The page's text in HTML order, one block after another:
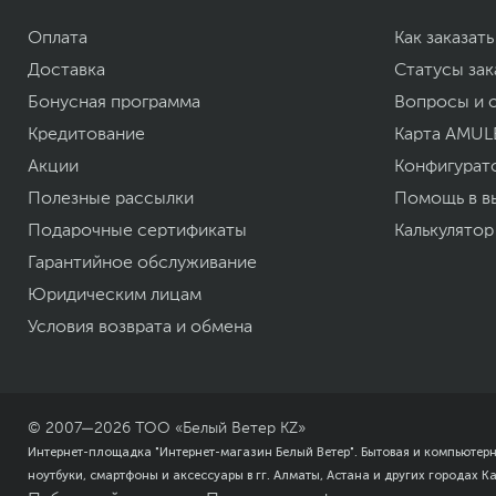
без отражения в каталоге интернет-магазина.
Оплата
Доставка
Бонусная программа
Кредитование
Акции
Полезные рассылки
Подарочные сертификаты
Гарантийное обслуживание
Юридическим лицам
Условия возврата и обмена
Как заказать
Статусы
Вопросы и
Карта
Помощь в
© 2007—2026 ТОО «Белый Ветер KZ»
Интернет-площадка "Интернет-магазин Белый Ветер". Бытовая и
ноутбуки, смартфоны и аксессуары в гг. Алматы, Астана и других городах